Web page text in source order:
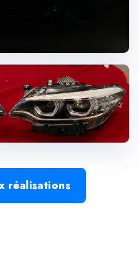
réalisations